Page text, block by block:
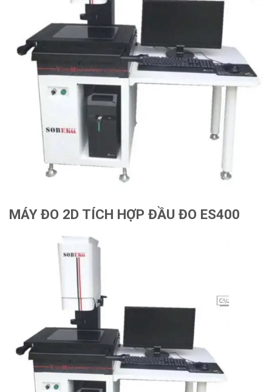
MÁY ĐO 2D TÍCH HỢP ĐẦU ĐO ES400